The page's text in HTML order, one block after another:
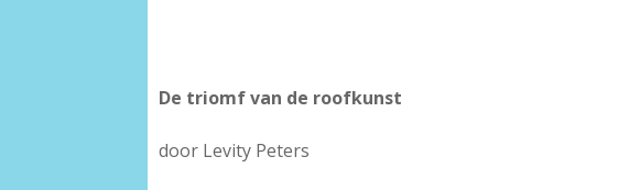
De triomf van de roofkunst
door Levity Peters